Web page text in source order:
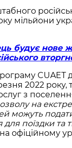
мільйони
будує нове
CUAET
2022
з
на
можуть
поїздки та
на офіційному